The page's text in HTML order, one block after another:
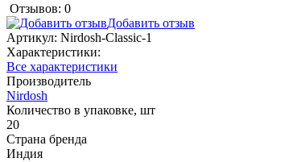
Отзывов: 0
Добавить отзыв
Артикул: Nirdosh-Classic-1
Характеристики:
Все характеристики
Производитель
Nirdosh
Количество в упаковке, шт
20
Страна бренда
Индия